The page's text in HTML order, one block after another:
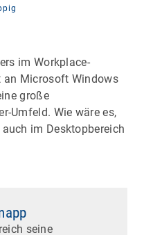
im Workplace-
an Microsoft Windows
große
Umfeld. Wie wäre es,
im Desktopbereich
seine